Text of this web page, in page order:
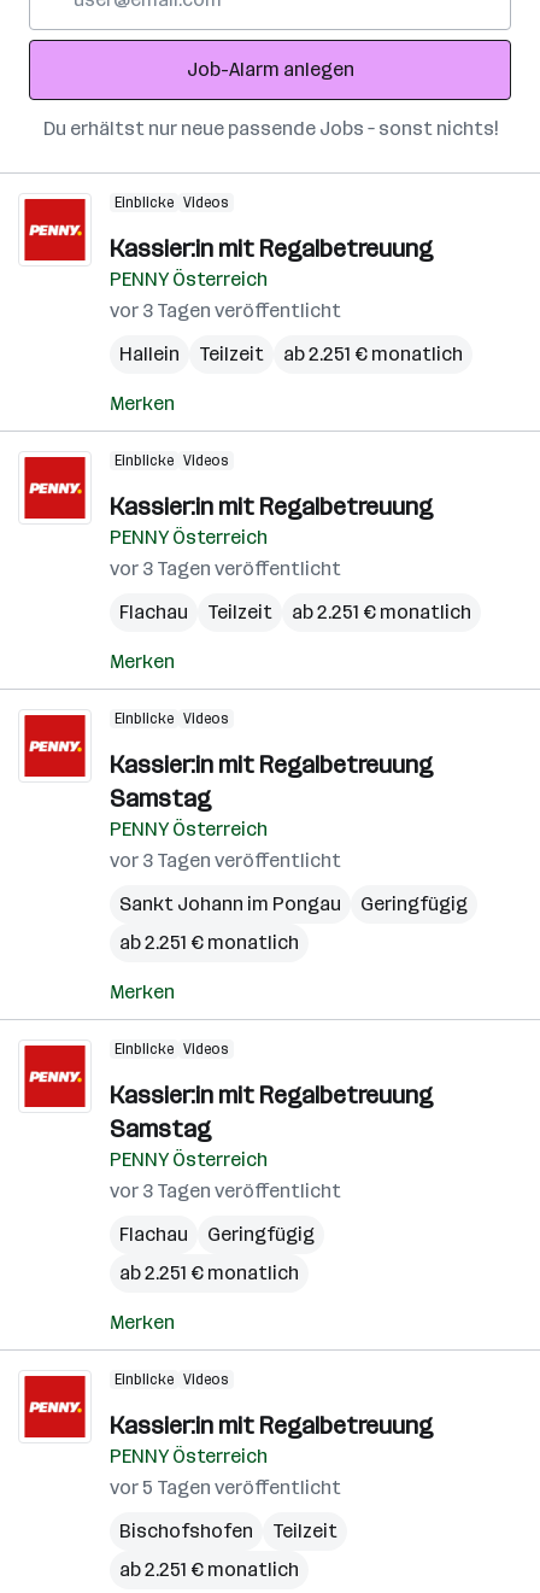
Adresse
Job-Alarm anlegen
Du erhältst nur neue passende Jobs – sonst nichts!
Einblicke Videos
Kassier:in mit Regalbetreuung
PENNY Österreich
vor 3 Tagen veröffentlicht
Hallein
Teilzeit ab 2.251 € monatlich
Merken
Einblicke Videos
Kassier:in mit Regalbetreuung
PENNY Österreich
vor 3 Tagen veröffentlicht
Flachau
Teilzeit ab 2.251 € monatlich
Merken
Einblicke Videos
Kassier:in mit Regalbetreuung
Samstag
PENNY Österreich
vor 3 Tagen veröffentlicht
Sankt Johann im Pongau
Geringfügig
ab 2.251 € monatlich
Merken
Einblicke Videos
Kassier:in mit Regalbetreuung
Samstag
PENNY Österreich
vor 3 Tagen veröffentlicht
Flachau
Geringfügig
ab 2.251 € monatlich
Merken
Einblicke Videos
Kassier:in mit Regalbetreuung
PENNY Österreich
vor 5 Tagen veröffentlicht
Bischofshofen
Teilzeit
ab 2.251 € monatlich